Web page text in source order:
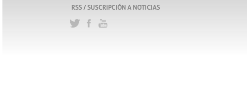
RSS / SUSCRIPCIÓN A NOTICIAS